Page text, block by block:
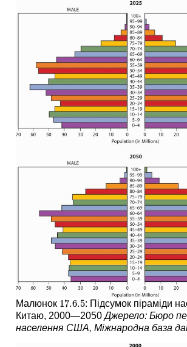
Малюнок 17.6.5
17.6.5: Підсумок піраміди
Китаю, 2000—2050Джерело: Бюро
населення США, Міжнародна база